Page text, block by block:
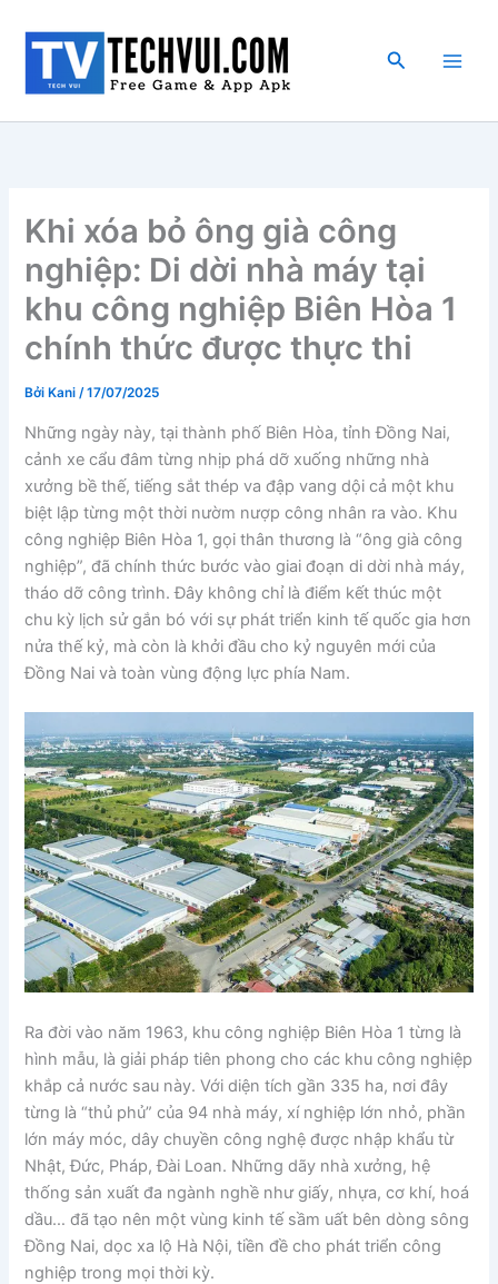
dung
Tìm
Khi xóa bỏ ông già công
nghiệp: Di dời nhà máy tại
khu công nghiệp Biên Hòa 1
chính thức được thực thi
Bởi Kani/17/07/2025
Những ngày này, tại thành phố Biên Hòa, tỉnh Đồng Nai,
cảnh xe cẩu đâm từng nhịp phá dỡ xuống những nhà
xưởng bề thế, tiếng sắt thép va đập vang dội cả một khu
biệt lập từng một thời nườm nượp công nhân ra vào. Khu
công nghiệp Biên Hòa 1, gọi thân thương là “ông già công
nghiệp”, đã chính thức bước vào giai đoạn di dời nhà máy,
tháo dỡ công trình. Đây không chỉ là điểm kết thúc một
chu kỳ lịch sử gắn bó với sự phát triển kinh tế quốc gia hơn
nửa thế kỷ, mà còn là khởi đầu cho kỷ nguyên mới của
Đồng Nai và toàn vùng động lực phía Nam.
Ra đời vào năm 1963, khu công nghiệp Biên Hòa 1 từng là
hình mẫu, là giải pháp tiên phong cho các khu công nghiệp
khắp cả nước sau này. Với diện tích gần 335 ha, nơi đây
từng là “thủ phủ” của 94 nhà máy, xí nghiệp lớn nhỏ, phần
lớn máy móc, dây chuyền công nghệ được nhập khẩu từ
Nhật, Đức, Pháp, Đài Loan. Những dãy nhà xưởng, hệ
thống sản xuất đa ngành nghề như giấy, nhựa, cơ khí, hoá
dầu… đã tạo nên một vùng kinh tế sầm uất bên dòng sông
Đồng Nai, dọc xa lộ Hà Nội, tiền đề cho phát triển công
nghiệp trong mọi thời kỳ.